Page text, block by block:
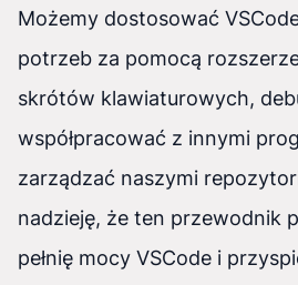
Możemy dostosować
potrzeb za pomocą
skrótów klawiaturowych,
współpracować z innymi
zarządzać naszymi
nadzieję, że ten przewodnik
pełnię mocy VSCode i